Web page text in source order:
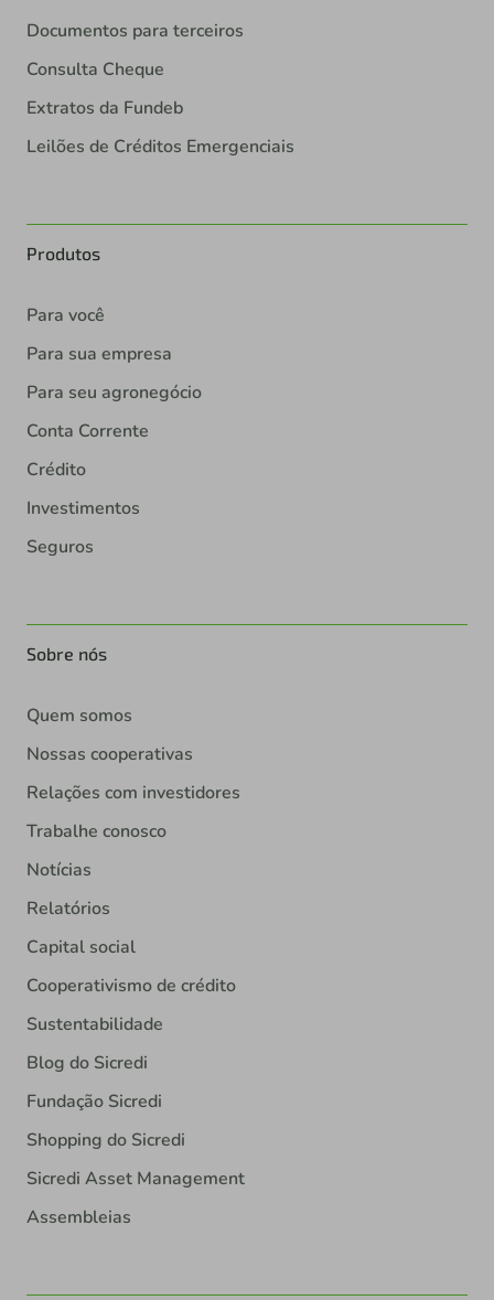
Documentos para terceiros
Consulta Cheque
Extratos da Fundeb
Leilões de Créditos Emergenciais
Produtos
Para você
Para sua empresa
Para seu agronegócio
Conta Corrente
Crédito
Investimentos
Seguros
Sobre nós
Quem somos
Nossas cooperativas
Relações com investidores
Trabalhe conosco
Notícias
Relatórios
Capital social
Cooperativismo de crédito
Sustentabilidade
Blog do Sicredi
Fundação Sicredi
Shopping do Sicredi
Sicredi Asset Management
Assembleias